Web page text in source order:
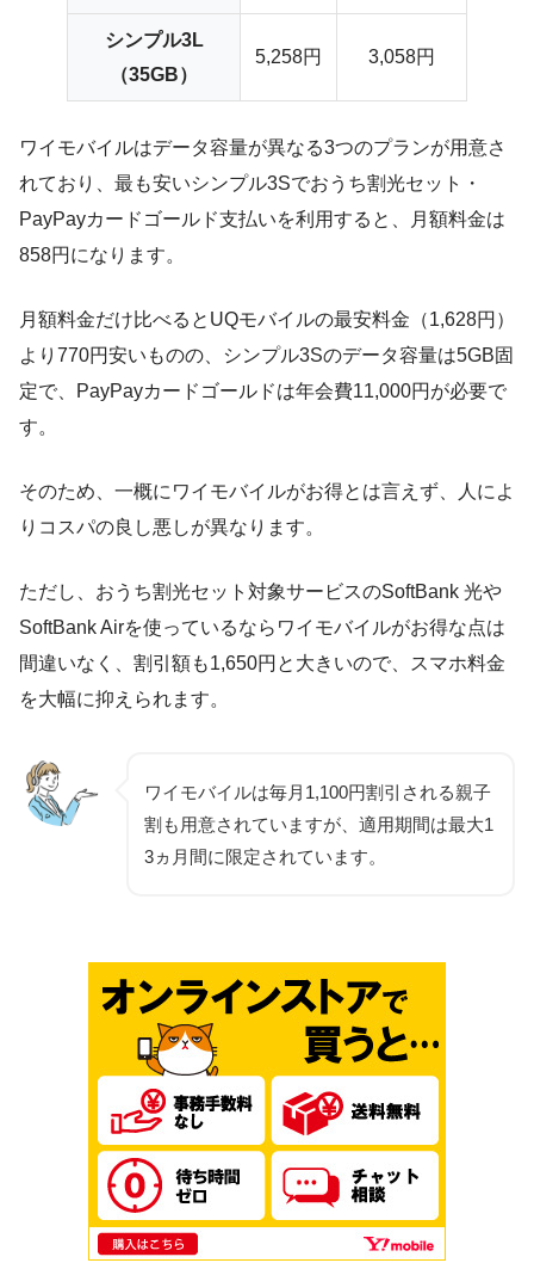
シンプル3L
（35GB）
5,258円 3,058円
ワイモバイルはデータ容量が異なる3つのプランが用意さ
れており、最も安いシンプル3Sでおうち割光セット・
PayPayカードゴールド支払いを利用すると、月額料金は
858円になります。
月額料金だけ比べるとUQモバイルの最安料金（1,628円）
より770円安いものの、シンプル3Sのデータ容量は5GB固
定で、PayPayカードゴールドは年会費11,000円が必要で
す。
そのため、一概にワイモバイルがお得とは言えず、人によ
りコスパの良し悪しが異なります。
ただし、おうち割光セット対象サービスのSoftBank 光や
SoftBank Airを使っているならワイモバイルがお得な点は
間違いなく、割引額も1,650円と大きいので、スマホ料金
を大幅に抑えられます。
ワイモバイルは毎月1,100円割引される親子
割も用意されていますが、適用期間は最大1
3ヵ月間に限定されています。